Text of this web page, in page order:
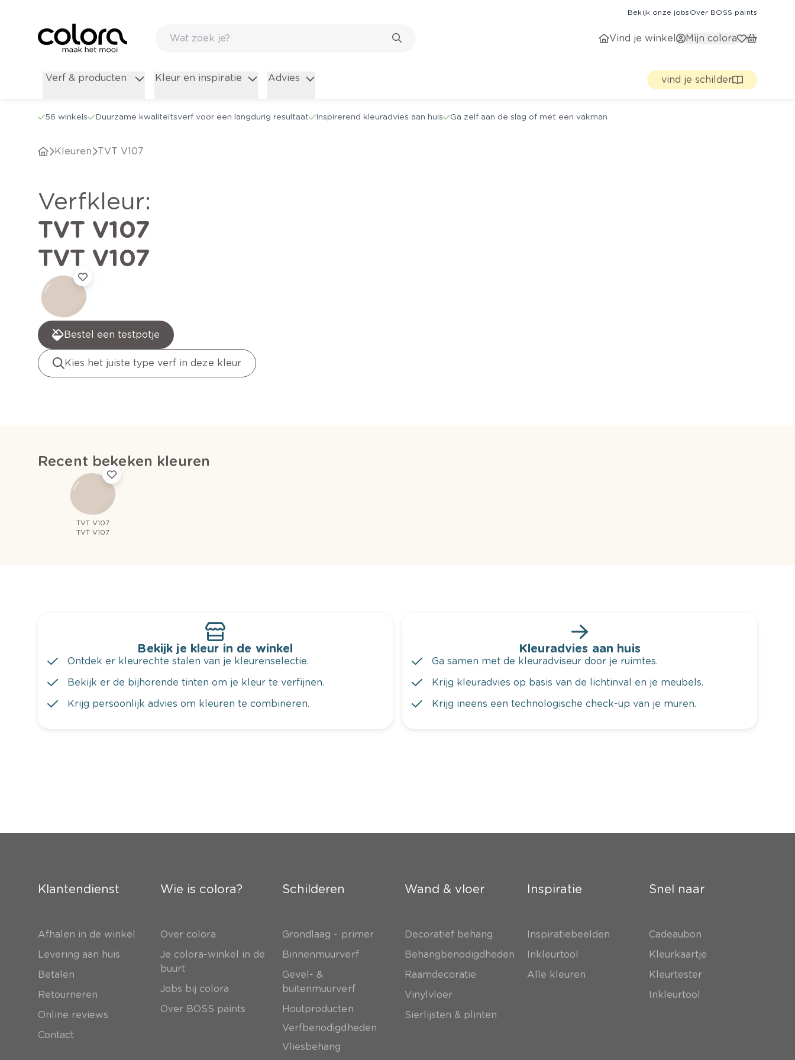
Bekijk onze jobs Over BOSS paints
Vind je winkel Mijn colora
Verf & producten Kleur en inspiratie Advies vind je schilder
56 winkels Duurzame kwaliteitsverf voor een langdurig resultaat Inspirerend kleuradvies aan huis Ga zelf aan de slag of met een vakman
Kleuren TVT V107
verfkleur:
TVT V107
TVT V107
Bestel een testpotje
Kies het juiste type verf in deze kleur
Recent bekeken kleuren
TVT V107
TVT V107
Bekijk je kleur in de winkel
Ontdek er kleurechte stalen van je kleurenselectie.
Bekijk er de bijhorende tinten om je kleur te verfijnen.
Krijg persoonlijk advies om kleuren te combineren.
Kleuradvies aan huis
Ga samen met de kleuradviseur door je ruimtes.
Krijg kleuradvies op basis van de lichtinval en je meubels.
Krijg ineens een technologische check-up van je muren.
Klantendienst
Afhalen in de winkel
Levering aan huis
Betalen
Retourneren
Online reviews
Contact
Wie is colora?
Over colora
Je colora-winkel in de
buurt
Jobs bij colora
Over BOSS paints
Schilderen
Grondlaag - primer
Binnenmuurverf
Gevel- &
buitenmuurverf
Houtproducten
Verfbenodigdheden
Vliesbehang
Wand & vloer
Decoratief behang
Behangbenodigdheden
Raamdecoratie
Vinylvloer
Sierlijsten & plinten
Inspiratie
Inspiratiebeelden
Inkleurtool
Alle kleuren
Snel naar
Cadeaubon
Kleurkaartje
Kleurtester
Inkleurtool